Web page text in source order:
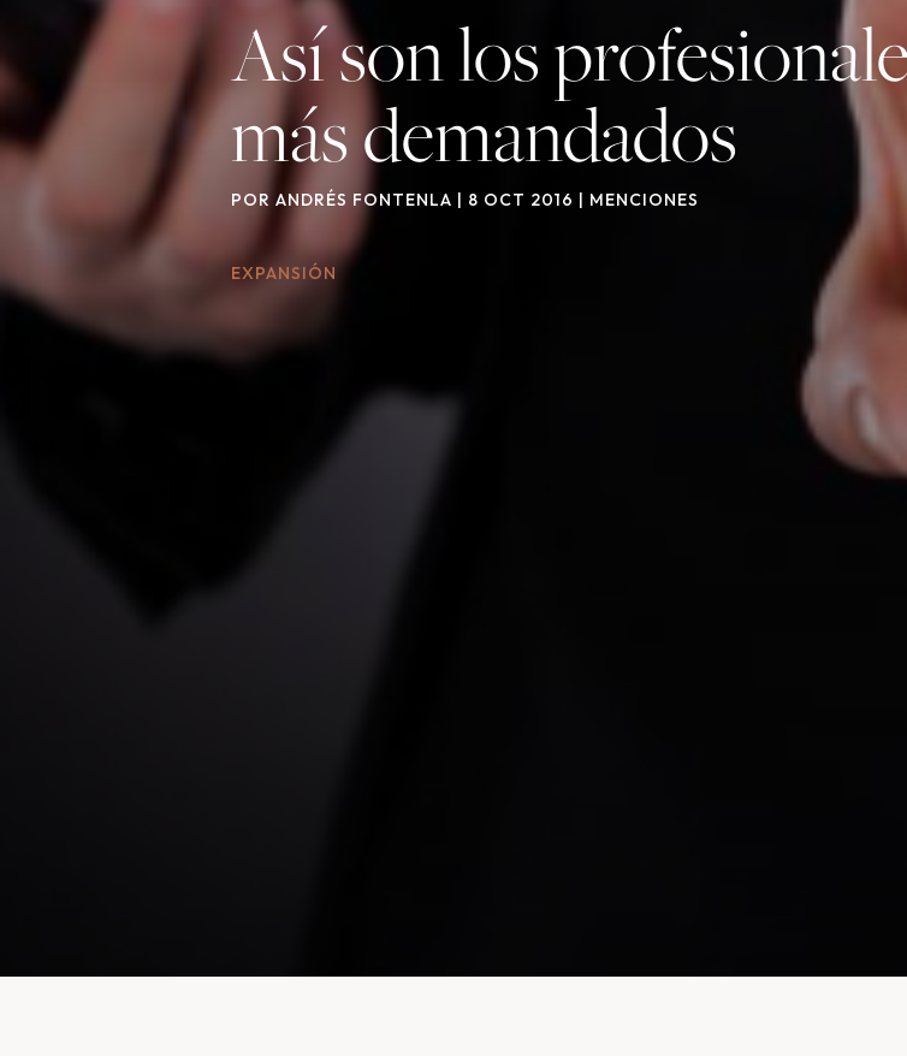
Así son los
más demandados
POR ANDRÉS FONTENLA | 8 OCT 2016 | MENCIONES
EXPANSIÓN